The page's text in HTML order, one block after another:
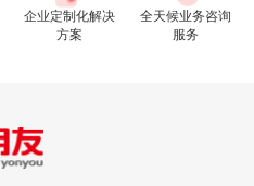
企业定制化解决
方案
全天候业务咨询
服务